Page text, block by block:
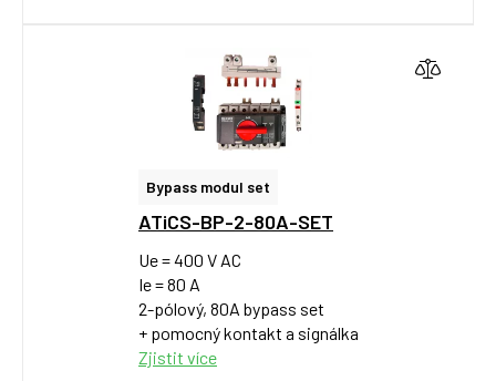
Bypass modul set
ATiCS-BP-2-80A-SET
Ue = 400 V AC
Ie = 80 A
2-pólový, 80A bypass set
+ pomocný kontakt a signálka
Zjistit více